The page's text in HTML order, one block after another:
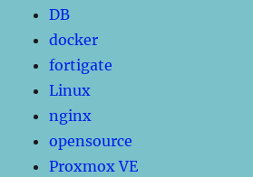
DB
docker
fortigate
Linux
nginx
opensource
Proxmox VE